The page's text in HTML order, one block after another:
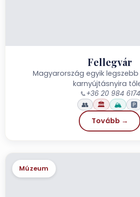
Fellegvár
Magyarország egyik
karnyújtásnyira
📞+36 20 984 6174
👥 🏛️ 🏔️
🅿️
Tovább →
Múzeum